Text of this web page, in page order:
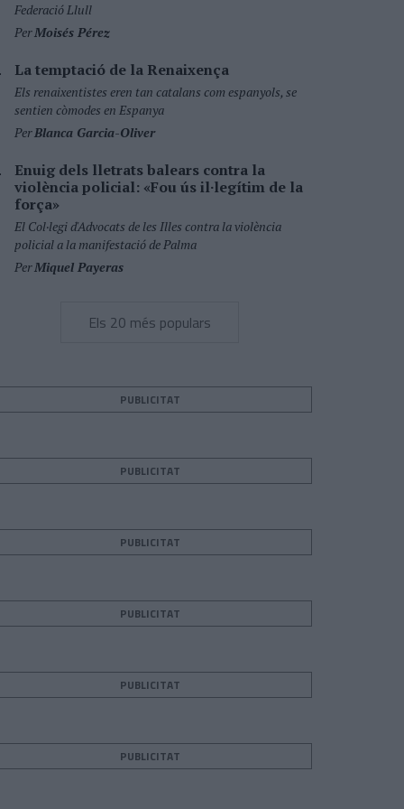
Federació Llull
PerMoisés Pérez
La temptació de la Renaixença
Els renaixentistes eren tan catalans com espanyols, se
sentien còmodes en Espanya
PerBlanca Garcia-Oliver
Enuig dels lletrats balears contra la
violència policial: «Fou ús il·legítim de la
força»
El Col·legi d'Advocats de les Illes contra la violència
policial a la manifestació de Palma
PerMiquel Payeras
Els 20 més populars
PUBLICITAT
PUBLICITAT
PUBLICITAT
PUBLICITAT
PUBLICITAT
PUBLICITAT